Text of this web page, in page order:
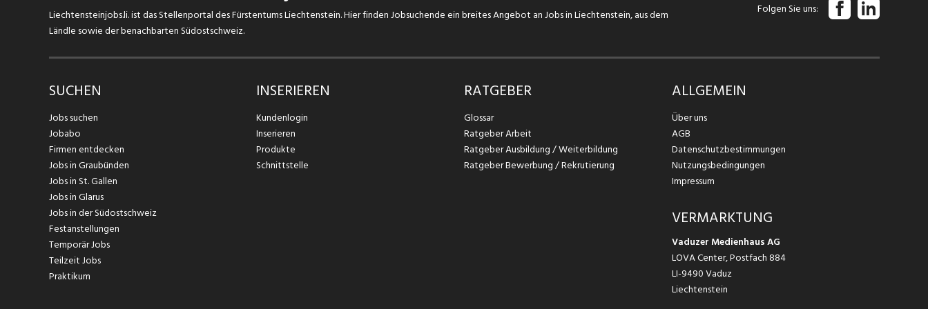
Liechtensteinjobs.li. ist das Stellenportal des Fürstentums Liechtenstein. Hier finden Jobsuchende ein breites Angebot an Jobs in Liechtenstein, aus dem
Ländle sowie der benachbarten Südostschweiz.
Folgen Sie uns
SUCHEN
Jobs suchen
Jobabo
Firmen entdecken
Jobs in Graubünden
Jobs in St. Gallen
Jobs in Glarus
Jobs in der Südostschweiz
Festanstellungen
Temporär Jobs
Teilzeit Jobs
Praktikum
INSERIEREN
Kundenlogin
Inserieren
Produkte
Schnittstelle
RATGEBER
Glossar
Ratgeber Arbeit
Ratgeber Ausbildung / Weiterbildung
Ratgeber Bewerbung / Rekrutierung
ALLGEMEIN
Über uns
AGB
Datenschutzbestimmungen
Nutzungsbedingungen
Impressum
VERMARKTUNG
Vaduzer Medienhaus AG
LOVA Center, Postfach 884
LI-9490 Vaduz
Liechtenstein